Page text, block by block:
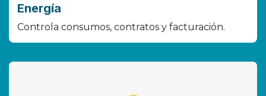
Energía
Controla consumos, contratos y facturación.